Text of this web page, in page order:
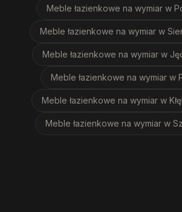
Meble łazienkowe na wymiar w
Meble łazienkowe na wymiar w
Meble łazienkowe na wymiar w
Meble łazienkowe na wymiar w
Meble łazienkowe na wymiar w
Meble łazienkowe na wymiar w